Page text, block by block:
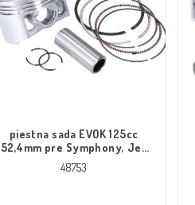
piestna sada EVOK 125cc
52,4mm pre Symphony, Jet
125, Peugeot Speedfight,
Django 125
48753